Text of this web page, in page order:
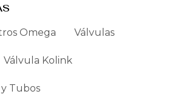
Omega Válvulas
Válvula Kolink
Tubos